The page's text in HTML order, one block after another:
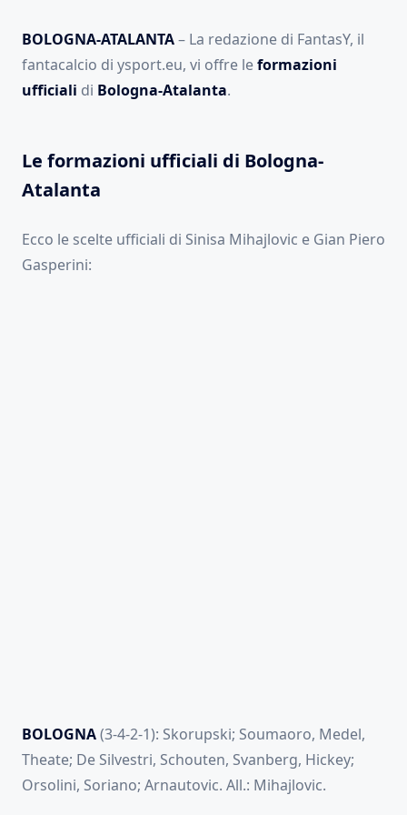
BOLOGNA-ATALANTA– La redazione di FantasY, il
fantacalcio di ysport.eu, vi offre leformazioni
ufficiali di Bologna-Atalanta.
Le formazioni ufficiali di Bologna-
Atalanta
Ecco le scelte ufficiali di Sinisa Mihajlovic e Gian Piero
Gasperini:
BOLOGNA(3-4-2-1): Skorupski; Soumaoro, Medel,
Theate; De Silvestri, Schouten, Svanberg, Hickey;
Orsolini, Soriano; Arnautovic. All.: Mihajlovic.